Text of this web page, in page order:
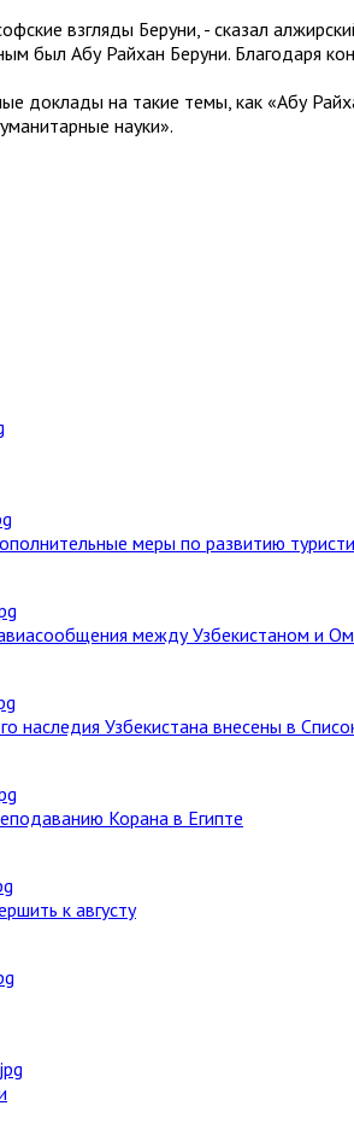
взгляды Беруни, - сказал
был Абу Райхан Беруни. Благодаря
доклады на такие темы, как «Абу
науки».
меры по развитию
между Узбекистаном и
наследия Узбекистана внесены в
Корана в Египте
к августу